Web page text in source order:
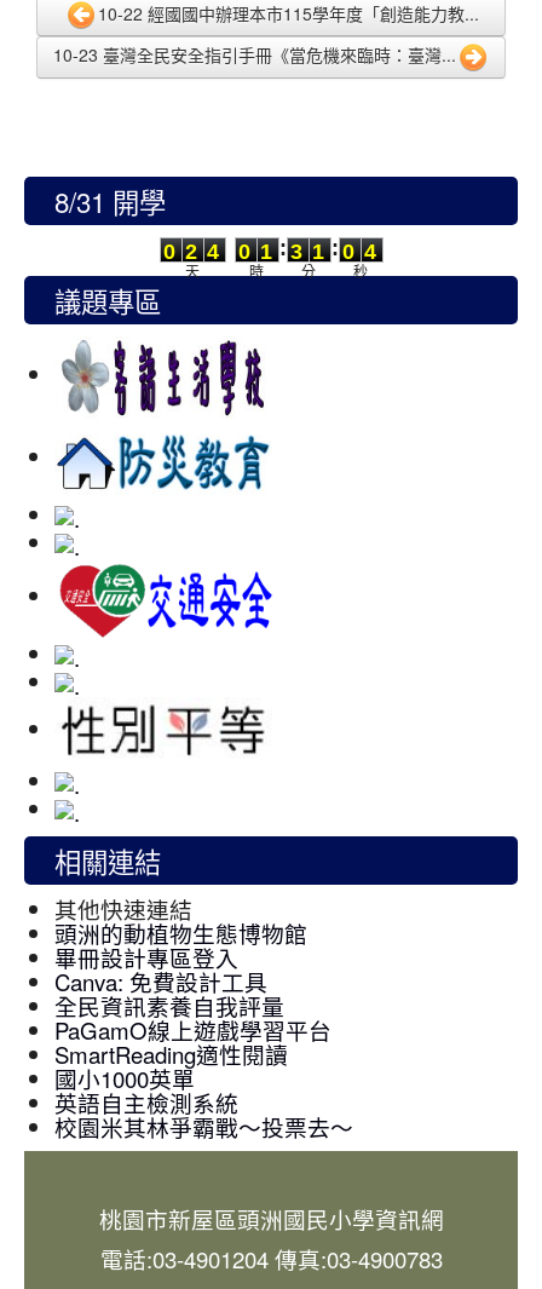
10-22 經國國中辦理本市115學年度「創造能力教...
10-23 臺灣全民安全指引手冊《當危機來臨時：臺灣...
8/31 開學
0
0
2
2
4
4
天
0
0
1
1
時
:
3
3
1
1
分
:
0
0 3
4
秒
議題專區
相關連結
其他快速連結
頭洲的動植物生態博物館
畢冊設計專區登入
Canva: 免費設計工具
全民資訊素養自我評量
PaGamO線上遊戲學習平台
SmartReading適性閱讀
國小1000英單
英語自主檢測系統
校園米其林爭霸戰～投票去～
桃園市新屋區頭洲國民小學資訊網
電話:03-4901204 傳真:03-4900783